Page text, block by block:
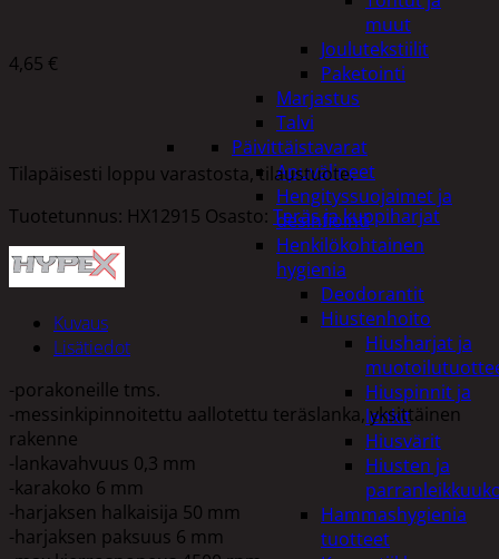
muut
Joulutekstiilit
Paketointi
Marjastus
Talvi
Päivittäistavarat
Apuvälineet
Hengityssuojaimet ja
desinfiointi
Henkilökohtainen
hygienia
Deodorantit
Hiustenhoito
Hiusharjat ja
Hiuspinnit ja
lenkit
Hiusvärit
Hiusten ja
Hammashygienia
tuotteet
4,65 €
Tilapäisesti loppu varastosta, tilaustuote.
Tuotetunnus: HX12915 Osasto: Teräs ja kuppiharjat
Kuvaus
Lisätiedot
-porakoneille tms.
-messinkipinnoitettu aallotettu teräslanka, yksittäinen
rakenne
-lankavahvuus 0,3 mm
-karakoko 6 mm
-harjaksen halkaisija 50 mm
-harjaksen paksuus 6 mm